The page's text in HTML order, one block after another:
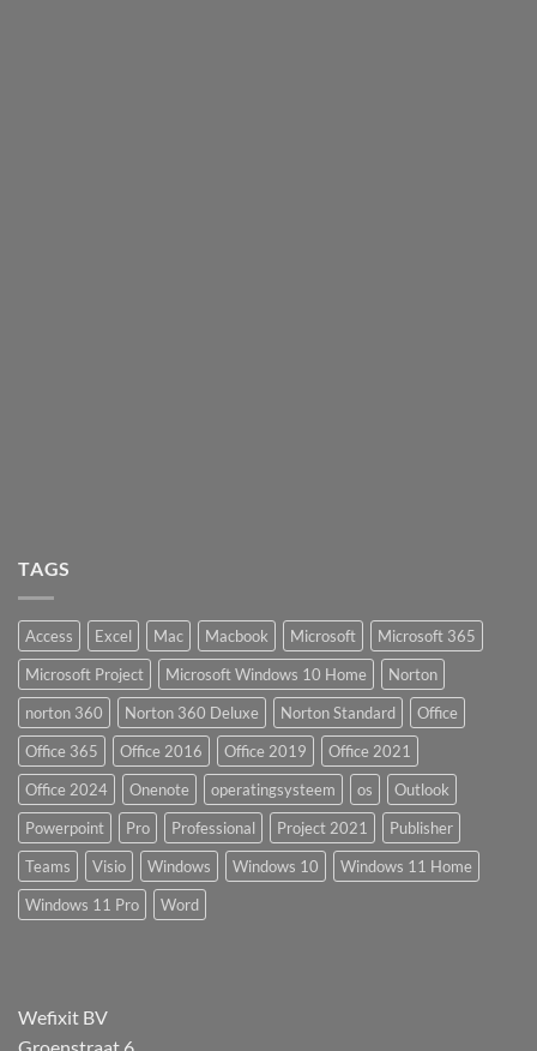
TAGS
Access Excel Mac Macbook Microsoft
Microsoft 365
Microsoft Project
Microsoft Windows 10 Home
Norton
norton 360
Norton 360 Deluxe Norton Standard
Office
Office 365
Office 2016 Office 2019
Office 2021
Office 2024
Onenote operatingsysteem os
Outlook
Powerpoint
Pro Professional Project 2021
Publisher
Teams
Visio Windows Windows 10
Windows 11 Home
Windows 11 Pro
Word
Wefixit BV